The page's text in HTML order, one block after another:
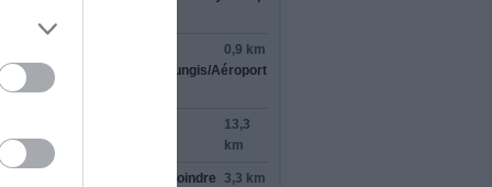
Lille Metz Rungis/Aéroport
0,9 km
13,3
km
et rejoindre 3,3 km